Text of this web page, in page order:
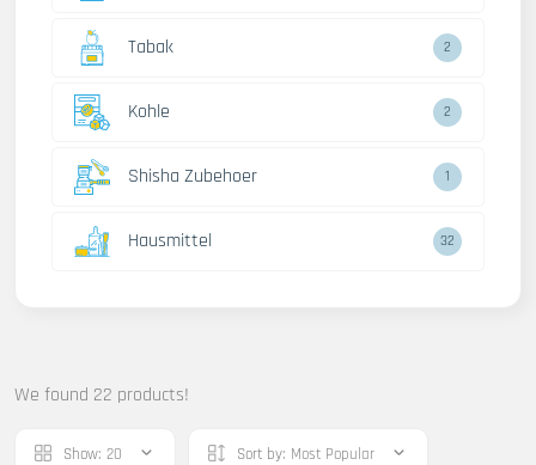
Tabak 2
Kohle 2
Shisha Zubehoer 1
Hausmittel 32
We found 22 products!
Show: 20 Sort by: Most Popular